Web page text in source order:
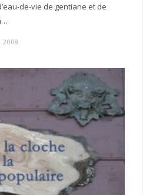
de-vie de gentiane et de
2008